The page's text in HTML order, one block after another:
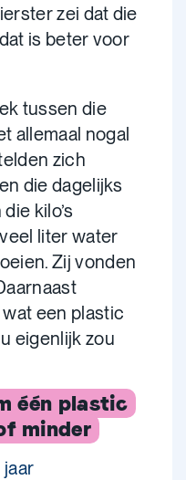
zei dat die
is beter voor
tussen die
allemaal nogal
zich
die dagelijks
kilo’s
liter water
Zij vonden
een plastic
eigenlijk zou
één plastic
minder
jaar